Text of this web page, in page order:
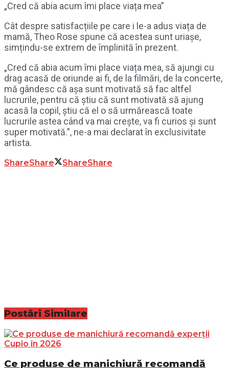
„Cred că abia acum îmi place viața mea”
Cât despre satisfacțiile pe care i le-a adus viața de
mamă, Theo Rose spune că acestea sunt uriașe,
simțindu-se extrem de împlinită în prezent.
„Cred că abia acum îmi place viața mea, să ajungi cu
drag acasă de oriunde ai fi, de la filmări, de la concerte,
mă gândesc că așa sunt motivată să fac altfel
lucrurile, pentru că știu că sunt motivată să ajung
acasă la copil, știu că el o să urmărească toate
lucrurile astea când va mai crește, va fi curios și sunt
super motivată.”, ne-a mai declarat în exclusivitate
artista.
ShareShare ShareShare
Postări Similare
Ce produse de manichiură recomandă